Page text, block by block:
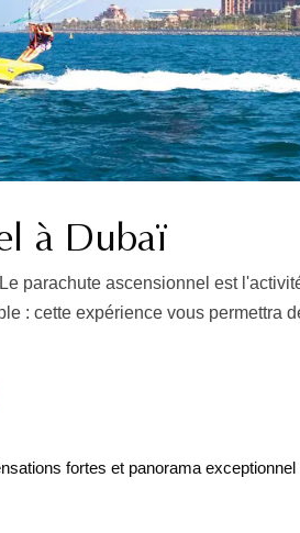
à Dubaï
parachute ascensionnel est
: cette expérience vous permettra
fortes et panorama